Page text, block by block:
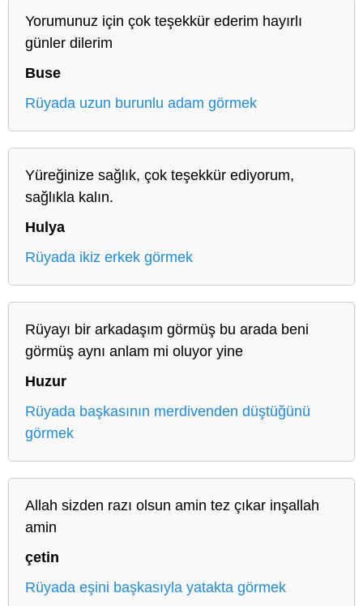
Yorumunuz için çok teşekkür ederim hayırlı
günler dilerim
Buse
Rüyada uzun burunlu adam görmek
Yüreğinize sağlık, çok teşekkür ediyorum,
sağlıkla kalın.
Hulya
Rüyada ikiz erkek görmek
Rüyayı bir arkadaşım görmüş bu arada beni
görmüş aynı anlam mi oluyor yine
Huzur
Rüyada başkasının merdivenden düştüğünü
görmek
Allah sizden razı olsun amin tez çıkar inşallah
amin
çetin
Rüyada eşini başkasıyla yatakta görmek